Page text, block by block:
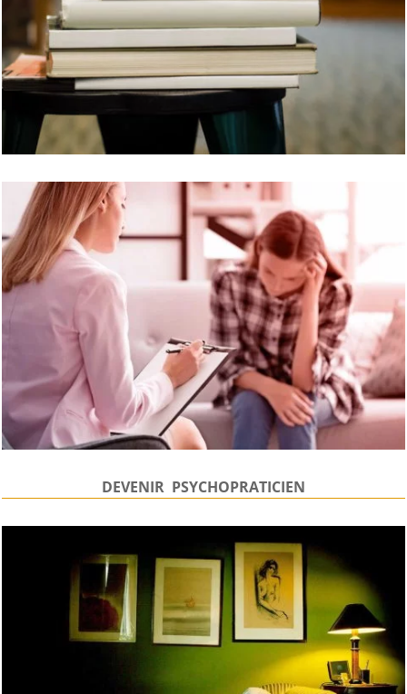
DEVENIR PSYCHOPRATICIEN